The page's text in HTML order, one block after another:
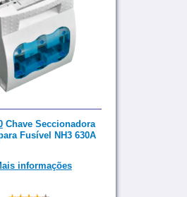
Chave Seccionadora
Fusível NH3 630A
informações